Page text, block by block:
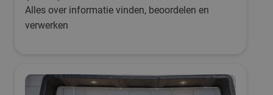
Alles over informatie vinden, beoordelen en
verwerken